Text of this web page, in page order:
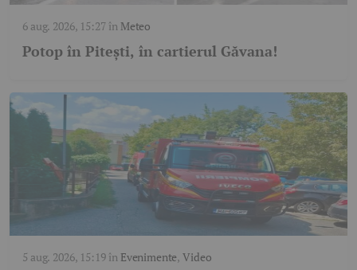
6 aug. 2026, 15:27în Meteo
Potop în Pitești, în cartierul Găvana!
5 aug. 2026, 15:19în Evenimente,Video